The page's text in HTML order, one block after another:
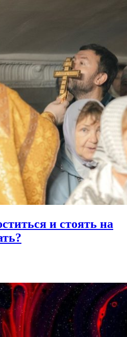
и стоять на